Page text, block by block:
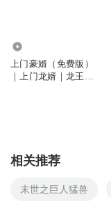
上门豪婿（免费版）
｜上门龙婿｜龙王令
相关推荐
末世之巨人猛兽